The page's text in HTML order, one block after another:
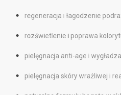
regeneracja i łagodzenie
rozświetlenie i poprawa
pielęgnacja anti-age i
pielęgnacja skóry wrażliwej i